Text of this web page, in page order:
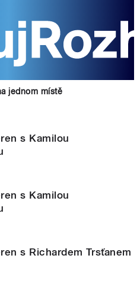
jednom místě
s Kamilou
s Kamilou
s Richardem Trsťanem